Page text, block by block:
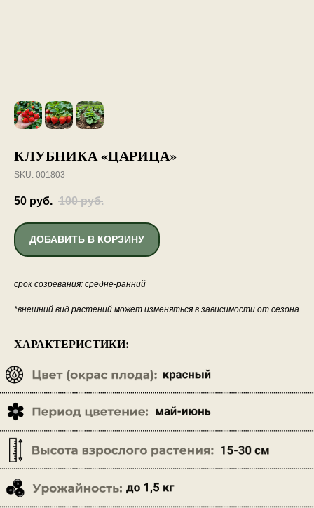
КЛУБНИКА «ЦАРИЦА»
SKU: 001803
50 руб. 100 руб.
ДОБАВИТЬ В КОРЗИНУ
срок созревания: средне-ранний
*внешний вид растений может изменяться в зависимости от сезона
ХАРАКТЕРИСТИКИ: